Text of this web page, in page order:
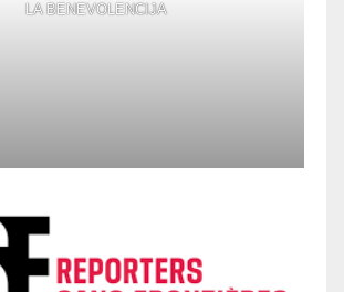
LA BENEVOLENCIJA